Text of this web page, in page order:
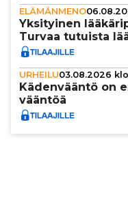
ELÄMÄNMENO
Yksi­tyi­nen
Turvaa tutuista
URHEILU03.08.2026
Käden­vääntö on
vääntöä